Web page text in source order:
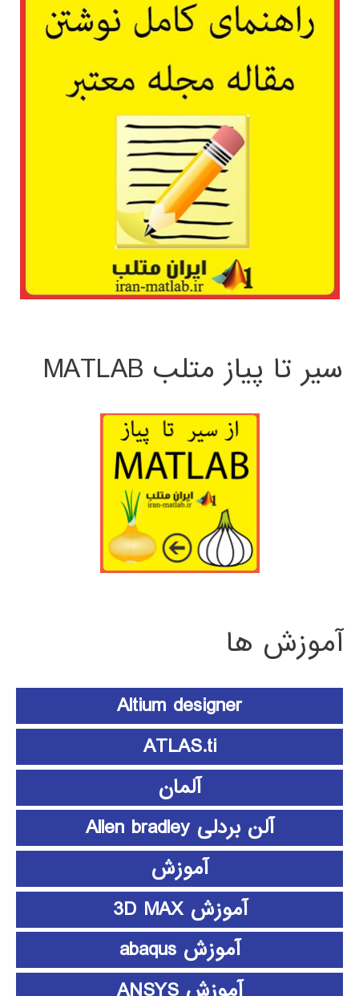
سیر تا پیاز متلب MATLAB
آموزش ها
Altium designer
ATLAS.ti
آلمان
آلن بردلی Allen bradley
آموزش
آموزش 3D MAX
آموزش abaqus